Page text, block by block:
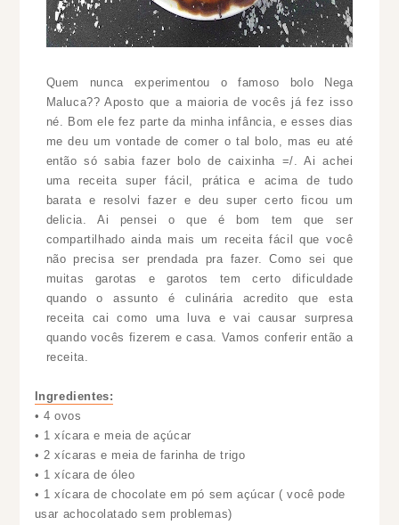
Quem nunca experimentou o famoso bolo Nega
Maluca?? Aposto que a maioria de vocês já fez isso
né. Bom ele fez parte da minha infância, e esses dias
me deu um vontade de comer o tal bolo, mas eu até
então só sabia fazer bolo de caixinha =/. Ai achei
uma receita super fácil, prática e acima de tudo
barata e resolvi fazer e deu super certo ficou um
delicia. Ai pensei o que é bom tem que ser
compartilhado ainda mais um receita fácil que você
não precisa ser prendada pra fazer. Como sei que
muitas garotas e garotos tem certo dificuldade
quando o assunto é culinária acredito que esta
receita cai como uma luva e vai causar surpresa
quando vocês fizerem e casa. Vamos conferir então a
receita.
Ingredientes:
• 4 ovos
• 1 xícara e meia de açúcar
• 2 xícaras e meia de farinha de trigo
• 1 xícara de óleo
• 1 xícara de chocolate em pó sem açúcar ( você pode
usar achocolatado sem problemas)